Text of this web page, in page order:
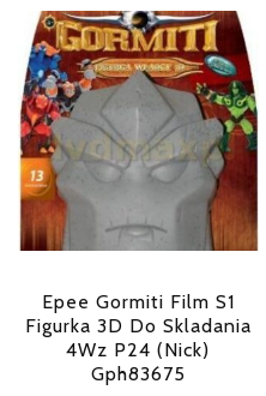
Epee Gormiti Film S1
Figurka 3D Do Skladania
4Wz P24 (Nick)
Gph83675